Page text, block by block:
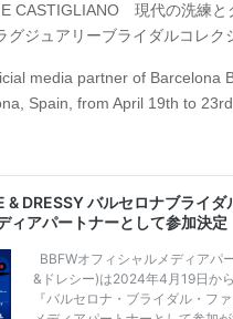
CASTIGLIANO 現代の洗練と
グジュアリーブライダルコレ
media partner of Barcelona
Spain, from April 19th to